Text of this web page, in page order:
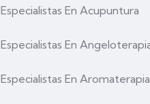
Especialistas En Acupuntura
Especialistas En
Especialistas En Aromaterapia